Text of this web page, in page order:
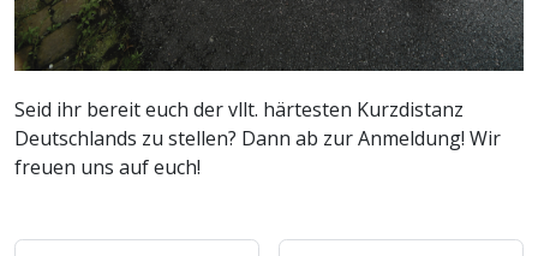
Seid ihr bereit euch der vllt. härtesten Kurzdistanz
Deutschlands zu stellen? Dann ab zur Anmeldung! Wir
freuen uns auf euch!